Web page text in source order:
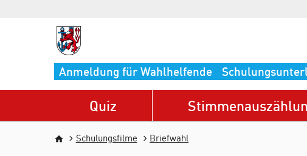
Anmeldung für Wahlhelfende
Quiz
Pfadnavigation
Schulungsfilme Briefwahl